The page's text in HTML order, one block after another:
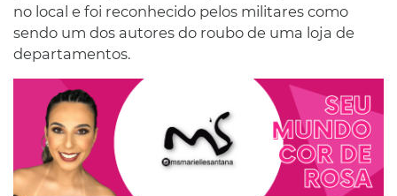
no local e foi reconhecido pelos militares como
sendo um dos autores do roubo de uma loja de
departamentos.